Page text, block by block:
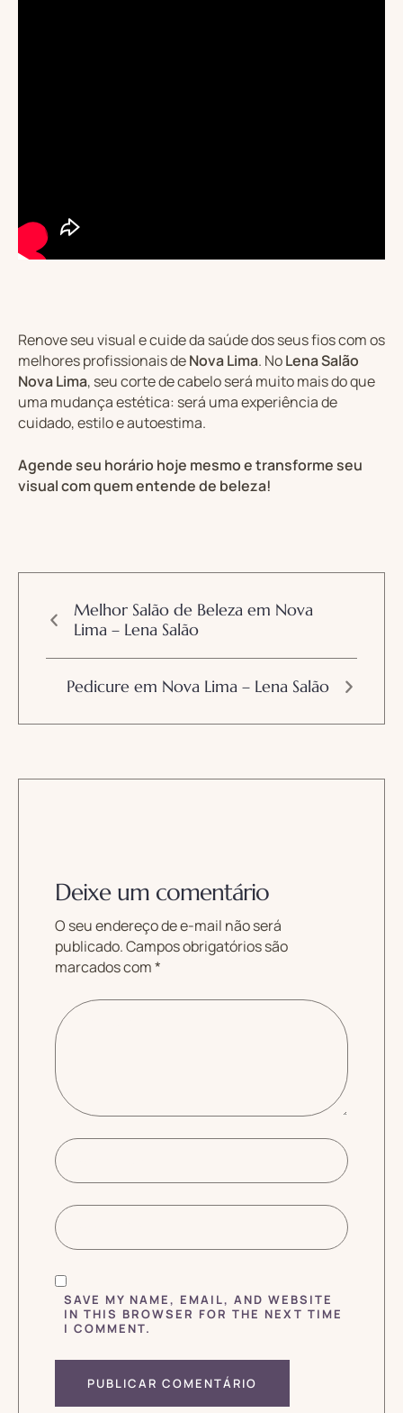
Renove seu visual e cuide da saúde dos seus fios com os
melhores profissionais deNova Lima. NoLena Salão
Nova Lima, seu corte de cabelo será muito mais do que
uma mudança estética: será uma experiência de
cuidado, estilo e autoestima.
Agende seu horário hoje mesmo e transforme seu
visual com quem entende de beleza!
Melhor Salão de Beleza em Nova
Lima – Lena Salão
Pedicure em Nova Lima – Lena Salão
Deixe um comentário
O seu endereço de e-mail não será
publicado.Campos obrigatórios são
marcados com*
SAVE MY NAME, EMAIL, AND WEBSITE
IN THIS BROWSER FOR THE NEXT TIME
I COMMENT.